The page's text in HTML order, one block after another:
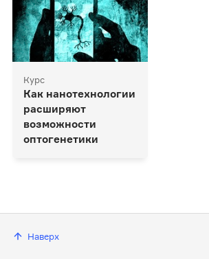
Курс
Как нанотехнологии
расширяют
возможности
оптогенетики
Наверх